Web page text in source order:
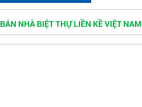
BÁN NHÀ BIỆT THỰ LIỀN KỀ VIỆT NAM